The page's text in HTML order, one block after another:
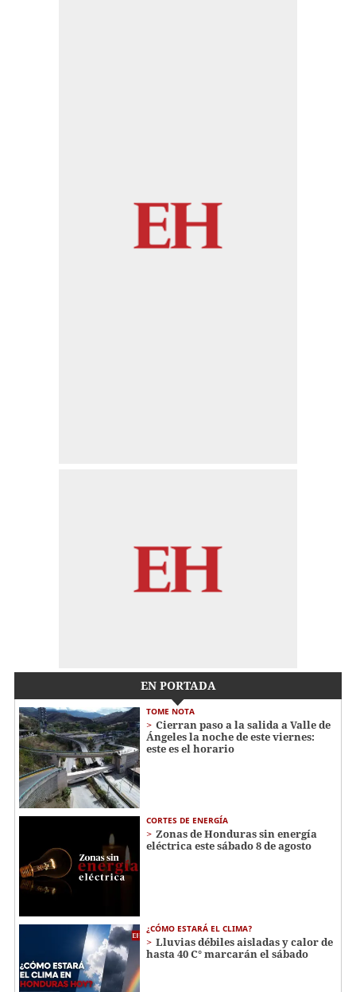
EN PORTADA
TOME NOTA
Cierran paso a la salida a Valle de
Ángeles la noche de este viernes:
este es el horario
CORTES DE ENERGÍA
Zonas de Honduras sin energía
eléctrica este sábado 8 de agosto
¿CÓMO ESTARÁ EL CLIMA?
Lluvias débiles aisladas y calor de
hasta 40 C° marcarán el sábado